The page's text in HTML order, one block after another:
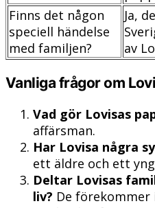
Finns det någon
speciell händelse
med familjen?
Ja,
av
Vanliga frågor om
Vad gör Lovisas
affärsman.
Har Lovisa några
ett äldre och ett
Deltar Lovisas
liv? De förekommer